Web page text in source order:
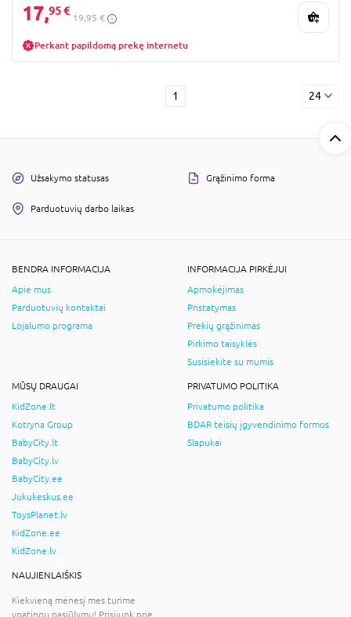
17,95 €
19,95 €
Perkant papildomą prekę internetu
1 24
Užsakymo statusas Grąžinimo forma
Parduotuvių darbo laikas
BENDRA INFORMACIJA
Apie mus
Parduotuvių kontaktai
Lojalumo programa
INFORMACIJA PIRKĖJUI
Apmokėjimas
Pristatymas
Prekių grąžinimas
Pirkimo taisyklės
Susisiekite su mumis
MŪSŲ DRAUGAI
KidZone.lt
Kotryna Group
BabyCity.lt
BabyCity.lv
BabyCity.ee
Jukukeskus.ee
ToysPlanet.lv
KidZone.ee
KidZone.lv
PRIVATUMO POLITIKA
Privatumo politika
BDAR teisių įgyvendinimo formos
Slapukai
NAUJIENLAIŠKIS
Kiekvieną mėnesį mes turime
ypatingų pasiūlymų! Prisijunk prie